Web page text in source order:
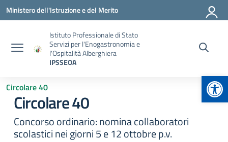
Vai ai contenuti
Vai al menu di navigazione
Vai al footer
Ministero dell'Istruzione e del Merito
Istituto Professionale di Stato
Servizi per l'Enogastronomia e
l'Ospitalità Alberghiera
IPSSEOA
Circolare 40
Circolare 40
Concorso ordinario: nomina collaboratori
scolastici nei giorni 5 e 12 ottobre p.v.